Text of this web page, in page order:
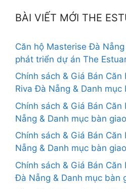
BÀI VIẾT MỚI THE
Căn hộ Masterise Đà
phát triển dự án The
Chính sách & Giá Bán
Riva Đà Nẵng & Danh mục
Chính sách & Giá Bán
Nẵng & Danh mục bàn giao
Chính sách & Giá Bán
Nẵng & Danh mục bàn giao
Chính sách & Giá Bán Căn
Đà Nẵng & Danh mục bàn